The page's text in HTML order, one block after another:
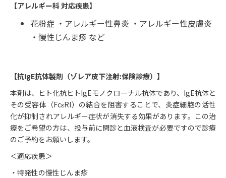
【アレルギー科 対応疾患】
花粉症 ・アレルギー性鼻炎 ・アレルギー性皮膚炎
・慢性じんま疹 など
【抗IgE抗体製剤（ゾレア皮下注射:保険診療）】
本剤は、ヒト化抗ヒトIgEモノクローナル抗体であり、IgE抗体と
その受容体（FcεRI）の結合を阻害することで、炎症細胞の活性
化が抑制されアレルギー症状が消失する効果があります。この治
療をご希望の方は、投与前に問診と血液検査が必要ですので診療
のご予約をお願いします。
＜適応疾患＞
・特発性の慢性じんま疹